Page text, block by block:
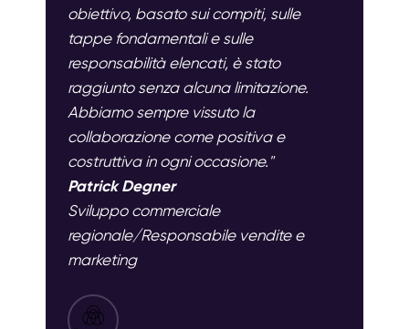
obiettivo, basato sui compiti, sulle
tappe fondamentali e sulle
responsabilità elencati, è stato
raggiunto senza alcuna limitazione.
Abbiamo sempre vissuto la
collaborazione come positiva e
costruttiva in ogni occasione."
Patrick Degner
Sviluppo commerciale
regionale/Responsabile vendite e
marketing